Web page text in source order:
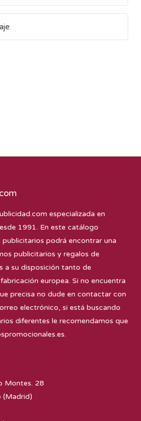
especializada en
1991. En este catálogo
podrá encontrar una
publicitarios y regalos de
a su disposición tanto de
europea. Si no encuentra
precisa no dude en contactar con
electrónico, si está buscando
diferentes le recomendamos que
.
Montes. 28
(Madrid)